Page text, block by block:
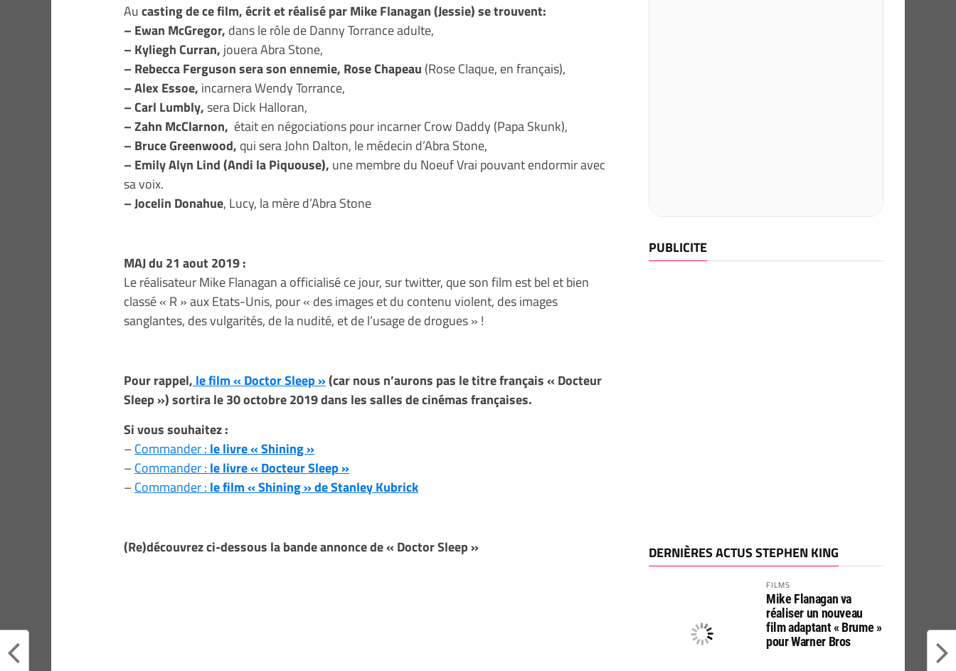
Aucasting de ce film, écrit et réalisé par Mike Flanagan (Jessie) se trouvent:
– Ewan McGregor, dans le rôle de Danny Torrance adulte,
– Kyliegh Curran, jouera Abra Stone,
– Rebecca Ferguson sera son ennemie, Rose Chapeau (Rose Claque, en français),
– Alex Essoe, incarnera Wendy Torrance,
– Carl Lumbly,sera Dick Halloran,
– Zahn McClarnon, était en négociations pour incarner Crow Daddy (Papa Skunk),
– Bruce Greenwood, qui sera John Dalton, le médecin d’Abra Stone,
– Emily Alyn Lind (Andi la Piquouse), une membre du Noeuf Vrai pouvant endormir avec
sa voix.
– Jocelin Donahue, Lucy, la mère d’Abra Stone
MAJ du 21 aout 2019 :
Le réalisateur Mike Flanagan a officialisé ce jour, sur twitter, que son film est bel et bien
classé « R » aux Etats-Unis, pour « des images et du contenu violent, des images
sanglantes, des vulgarités, de la nudité, et de l’usage de drogues » !
Pour rappel, le film « Doctor Sleep »(car nous n’aurons pas le titre français « Docteur
Sleep ») sortira le 30 octobre 2019 dans les salles de cinémas françaises.
Si vous souhaitez :
–Commander : le livre « Shining »
–Commander : le livre « Docteur Sleep »
–Commander : le film « Shining » de Stanley Kubrick
(Re)découvrez ci-dessous la bande annonce de « Doctor Sleep »
PUBLICITE
DERNIÈRES ACTUS STEPHEN KING
FILMS
Mike Flanagan va
réaliser un nouveau
film adaptant « Brume »
pour Warner Bros